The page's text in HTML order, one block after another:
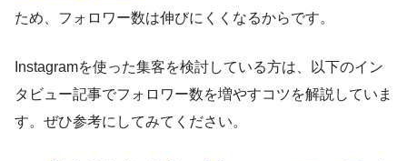
ため、フォロワー数は伸びにくくなるからです。
Instagramを使った集客を検討している方は、以下のイン
タビュー記事でフォロワー数を増やすコツを解説していま
す。ぜひ参考にしてみてください。